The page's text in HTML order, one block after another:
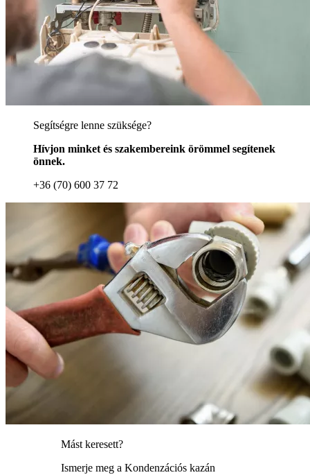
Segítségre lenne szüksége?
Hívjon minket és szakembereink örömmel segítenek
önnek.
+36 (70) 600 37 72
Mást keresett?
Ismerje meg a Kondenzációs kazán